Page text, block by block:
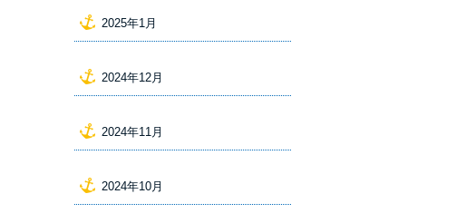
2025年1月
2024年12月
2024年11月
2024年10月